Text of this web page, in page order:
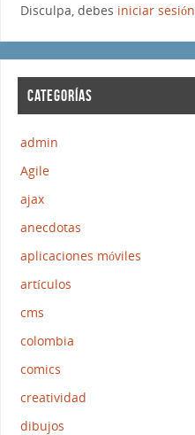
Disculpa, debes iniciar sesión
CATEGORÍAS
admin
Agile
ajax
anecdotas
aplicaciones móviles
artículos
cms
colombia
comics
creatividad
dibujos